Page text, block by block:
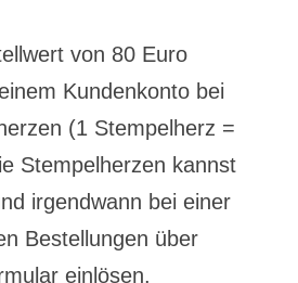
von 80 Euro
Kundenkonto bei
(1 Stempelherz =
Stempelherzen kannst
irgendwann bei einer
Bestellungen über
einlösen.